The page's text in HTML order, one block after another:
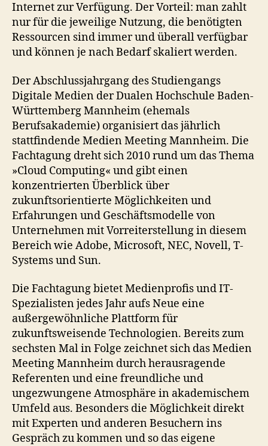
Internet zur Verfügung. Der Vorteil: man zahlt
nur für die jeweilige Nutzung, die benötigten
Ressourcen sind immer und überall verfügbar
und können je nach Bedarf skaliert werden.
Der Abschlussjahrgang des Studiengangs
Digitale Medien der Dualen Hochschule Baden-
Württemberg Mannheim (ehemals
Berufsakademie) organisiert das jährlich
stattfindende Medien Meeting Mannheim. Die
Fachtagung dreht sich 2010 rund um das Thema
»Cloud Computing« und gibt einen
konzentrierten Überblick über
zukunftsorientierte Möglichkeiten und
Erfahrungen und Geschäftsmodelle von
Unternehmen mit Vorreiterstellung in diesem
Bereich wie Adobe, Microsoft, NEC, Novell, T-
Systems und Sun.
Die Fachtagung bietet Medienprofis und IT-
Spezialisten jedes Jahr aufs Neue eine
außergewöhnliche Plattform für
zukunftsweisende Technologien. Bereits zum
sechsten Mal in Folge zeichnet sich das Medien
Meeting Mannheim durch herausragende
Referenten und eine freundliche und
ungezwungene Atmosphäre in akademischem
Umfeld aus. Besonders die Möglichkeit direkt
mit Experten und anderen Besuchern ins
Gespräch zu kommen und so das eigene